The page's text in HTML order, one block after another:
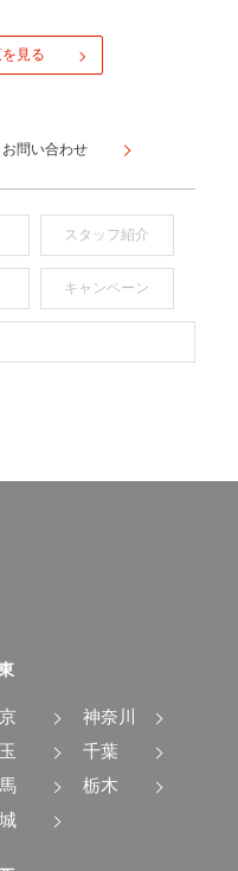
見る
お問い合わせ
スタッフ紹介
キャンペーン
神奈川
千葉
栃木